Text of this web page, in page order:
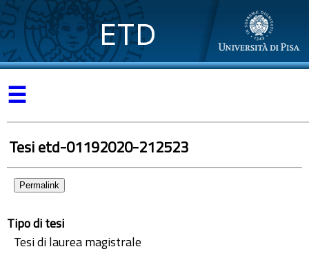
ETD
☰
Tesi etd-01192020-212523
Permalink
Tipo di tesi
Tesi di laurea magistrale